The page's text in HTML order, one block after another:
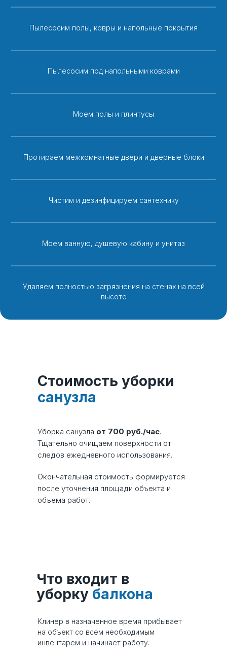
Пылесосим полы, ковры и напольные покрытия
Пылесосим под напольными коврами
Моем полы и плинтусы
Протираем межкомнатные двери и дверные блоки
Чистим и дезинфицируем сантехнику
Моем ванную, душевую кабину и унитаз
Удаляем полностью загрязнения на стенах на всей
высоте
Окончательная стоимость формируется
после уточнения площади объекта и
объема работ.
Уборка санузла от 700 руб./час.
Тщательно очищаем поверхности от
следов ежедневного использования.
Стоимость
Стоимость уборки
санузла
Клинер в назначенное время прибывает
на объект со всем необходимым
инвентарем и начинает работу.
Клинер в назначенное время
необходимым инвентарем и
начинает работу.
Что входит в
уборку балкона